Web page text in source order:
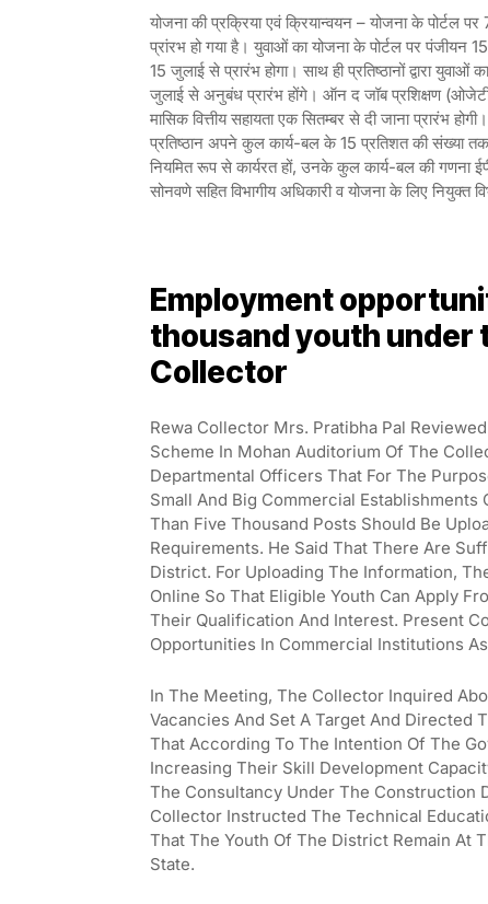
योजना की प्रक्रिया एवं क्रियान्वयन – योजना के पोर्टल
प्रांरभ हो गया है। युवाओं का योजना के पोर्टल पर पंजीयन
15 जुलाई से प्रारंभ होगा। साथ ही प्रतिष्ठानों द्वारा
जुलाई से अनुबंध प्रारंभ होंगे। ऑन द जॉब प्रशिक्षण
मासिक वित्तीय सहायता एक सितम्बर से दी जाना प्रारंभ
प्रतिष्ठान अपने कुल कार्य-बल के 15 प्रतिशत की संख्या
नियमित रूप से कार्यरत हों, उनके कुल कार्य-बल की गणना
सोनवणे सहित विभागीय अधिकारी व योजना के लिए नियुक्त
Employment
thousand youth under
Collector
Rewa Collector Mrs. Pratibha Pal
Scheme In Mohan Auditorium Of The
Departmental Officers That For The
Small And Big Commercial
Than Five Thousand Posts Should Be
Requirements. He Said That There Are
District. For Uploading The Information,
Online So That Eligible Youth Can Apply
Their Qualification And Interest. Present
Opportunities In Commercial Institutions
In The Meeting, The Collector Inquired
Vacancies And Set A Target And Directed
That According To The Intention Of The
Increasing Their Skill Development
The Consultancy Under The Construction
Collector Instructed The Technical
That The Youth Of The District Remain At
State.